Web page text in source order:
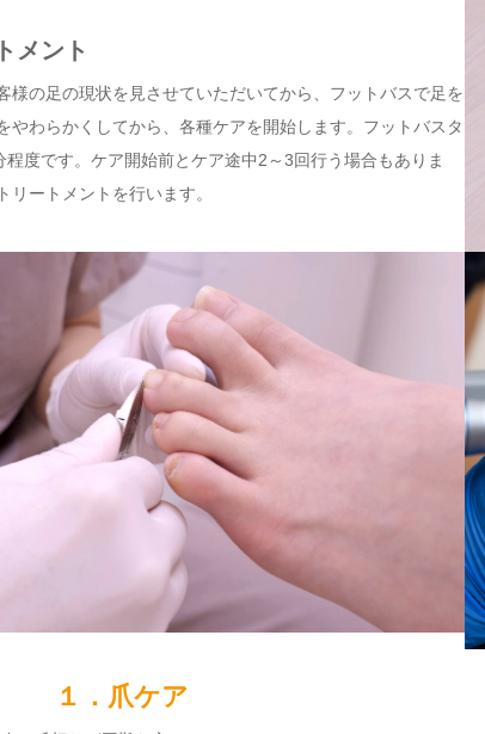
メント
様の足の現状を見させていただいてから、フットバスで足を
やわらかくしてから、各種ケアを開始します。フットバスタ
度です。ケア開始前とケア途中2～3回行う場合もありま
ートメントを行います。
１．爪ケア